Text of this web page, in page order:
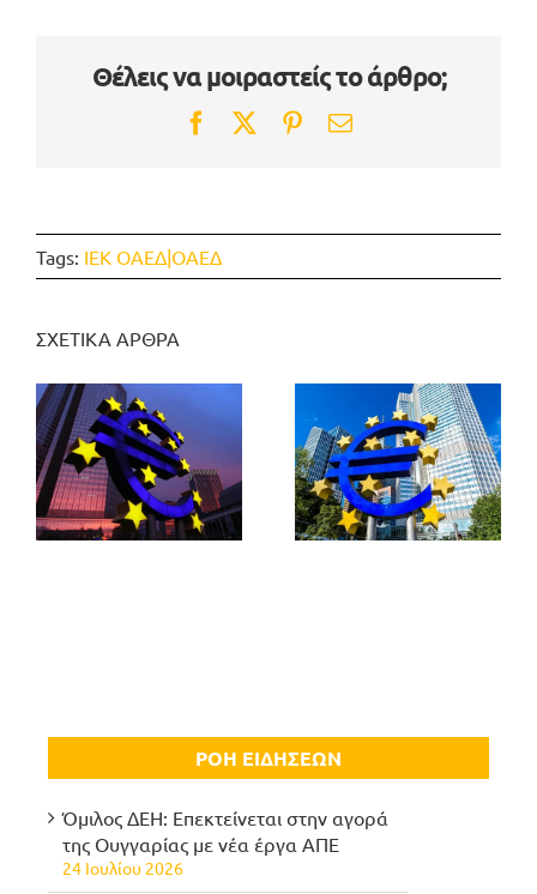
Θέλεις να μοιραστείς το άρθρο;
Facebook
TwitterPinterest
Email
Tags: ΙΕΚ ΟΑΕΔ|ΟΑΕΔ
ΣΧΕΤΙΚΑ ΑΡΘΡΑ
ΡΟΗ ΕΙΔΗΣΕΩΝ
Όμιλος ΔΕΗ: Επεκτείνεται στην αγορά
της Ουγγαρίας με νέα έργα ΑΠΕ
24 Ιουλίου 2026